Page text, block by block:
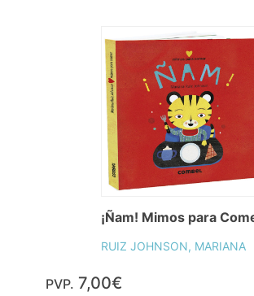
¡Ñam! Mimos para
RUIZ JOHNSON, MARIANA
PVP. 7,00€